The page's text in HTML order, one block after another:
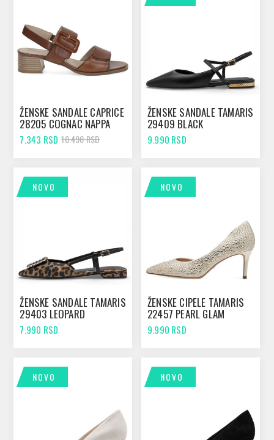
ŽENSKE SANDALE CAPRICE
28205 COGNAC NAPPA
7.343 RSD 10.490 RSD
ŽENSKE SANDALE TAMARIS
29409 BLACK
9.990 RSD
NOVO
ŽENSKE SANDALE TAMARIS
29403 LEOPARD
7.990 RSD
NOVO
ŽENSKE CIPELE TAMARIS
22457 PEARL GLAM
9.990 RSD
NOVO NOVO